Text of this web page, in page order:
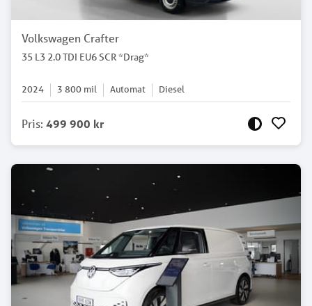
Volkswagen Crafter
35 L3 2.0 TDI EU6 SCR *Drag*
2024 3 800 mil Automat Diesel
Pris: 499 900 kr